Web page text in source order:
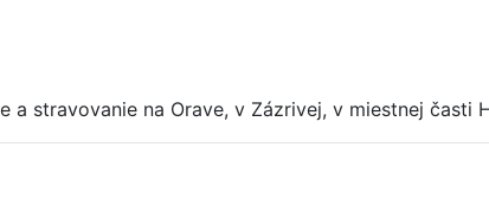
a stravovanie na Orave, v Zázrivej, v miestnej časti